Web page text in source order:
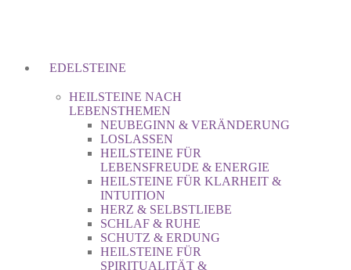
EDELSTEINE
HEILSTEINE NACH
LEBENSTHEMEN
NEUBEGINN & VERÄNDERUNG
LOSLASSEN
HEILSTEINE FÜR
LEBENSFREUDE & ENERGIE
HEILSTEINE FÜR KLARHEIT &
INTUITION
HERZ & SELBSTLIEBE
SCHLAF & RUHE
SCHUTZ & ERDUNG
HEILSTEINE FÜR
SPIRITUALITÄT &